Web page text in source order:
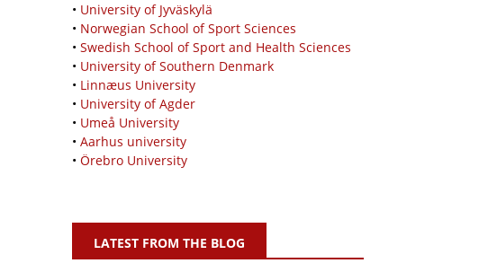
• University of Jyväskylä
• Norwegian School of Sport Sciences
• Swedish School of Sport and Health Sciences
• University of Southern Denmark
• Linnæus University
• University of Agder
• Umeå University
• Aarhus university
• Örebro University
LATEST FROM THE BLOG